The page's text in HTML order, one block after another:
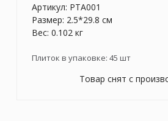
Артикул: PTA001
Размер: 2.5*29.8 см
Вес: 0.102 кг
Плиток в упаковке: 45 шт
Товар снят с